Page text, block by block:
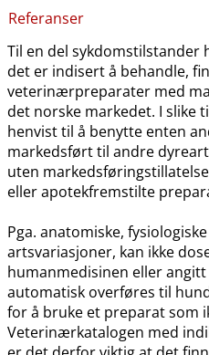
Referanser
Til en del
det er indisert å behandle,
veterinærpreparater med
det norske markedet. I slike
henvist til å benytte enten
markedsført til andre
uten
eller apotekfremstilte
Pga. anatomiske,
artsvariasjoner, kan ikke
humanmedisinen eller
automatisk overføres til
for å bruke et preparat som
Veterinærkatalogen med